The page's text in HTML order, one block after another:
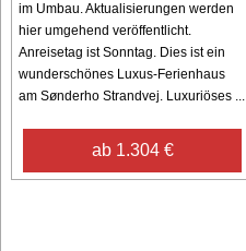
im Umbau. Aktualisierungen werden
hier umgehend veröffentlicht.
Anreisetag ist Sonntag. Dies ist ein
wunderschönes Luxus-Ferienhaus
am Sønderho Strandvej. Luxuriöses ...
ab 1.304 €